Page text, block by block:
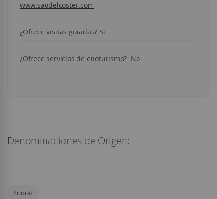
www.saodelcoster.com
¿Ofrece visitas guiadas? Si
¿Ofrece servicios de enoturismo? No
Denominaciones de Origen:
Priorat